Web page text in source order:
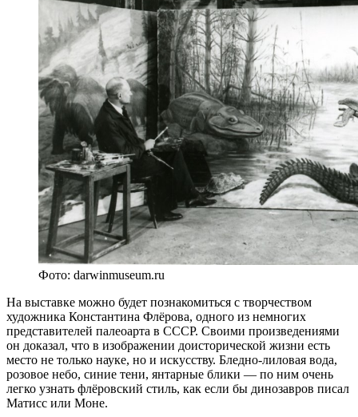
Фото: darwinmuseum.ru
На выставке можно будет познакомиться с творчеством
художника Константина Флёрова, одного из немногих
представителей палеоарта в СССР. Своими произведениями
он доказал, что в изображении доисторической жизни есть
место не только науке, но и искусству. Бледно-лиловая вода,
розовое небо, синие тени, янтарные блики — по ним очень
легко узнать флёровский стиль, как если бы динозавров писал
Матисс или Моне.